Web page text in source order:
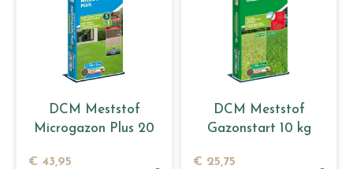
DCM Meststof
Microgazon Plus 20
€ 43,95
DCM Meststof
Gazonstart 10 kg
€ 25,75